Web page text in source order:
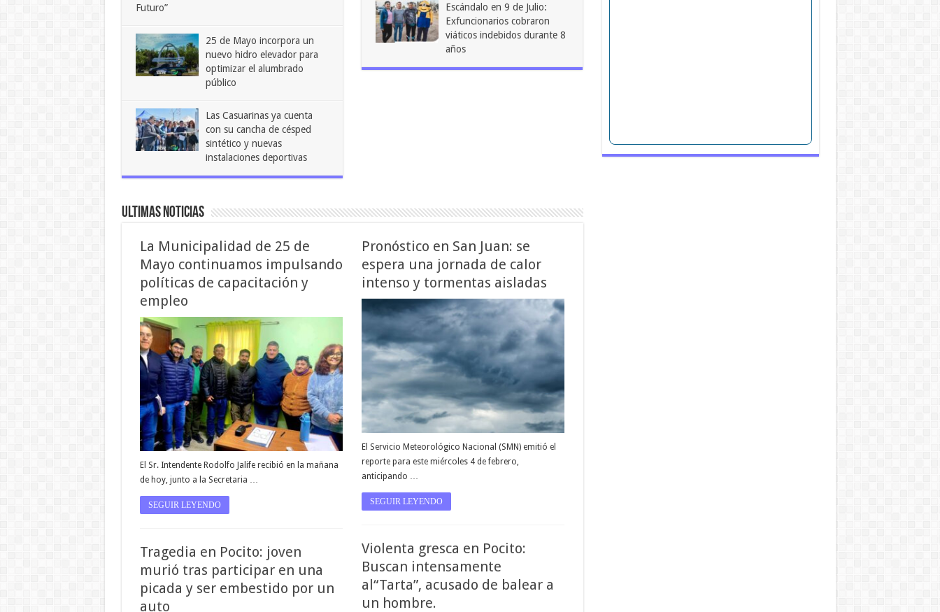
Futuro”
25 de Mayo incorpora un
nuevo hidro elevador para
optimizar el alumbrado
público
Las Casuarinas ya cuenta
con su cancha de césped
sintético y nuevas
instalaciones deportivas
Escándalo en 9 de Julio:
Exfuncionarios cobraron
viáticos indebidos durante 8
años
ULTIMAS NOTICIAS
La Municipalidad de 25 de
Mayo continuamos impulsando
políticas de capacitación y
empleo
El Sr. Intendente Rodolfo Jalife recibió en la mañana
de hoy, junto a la Secretaria …
SEGUIR LEYENDO
Pronóstico en San Juan: se
espera una jornada de calor
intenso y tormentas aisladas
El Servicio Meteorológico Nacional (SMN) emitió el
reporte para este miércoles 4 de febrero,
anticipando …
SEGUIR LEYENDO
Violenta gresca en Pocito:
Buscan intensamente
al“Tarta”, acusado de balear a
un hombre.
Tragedia en Pocito: joven
murió tras participar en una
picada y ser embestido por un
auto